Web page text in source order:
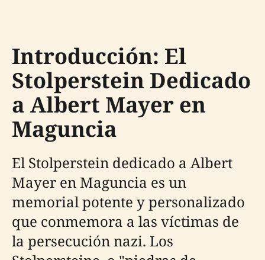
Introducción: El
Stolperstein Dedicado
a Albert Mayer en
Maguncia
El Stolperstein dedicado a Albert
Mayer en Maguncia es un
memorial potente y personalizado
que conmemora a las víctimas de
la persecución nazi. Los